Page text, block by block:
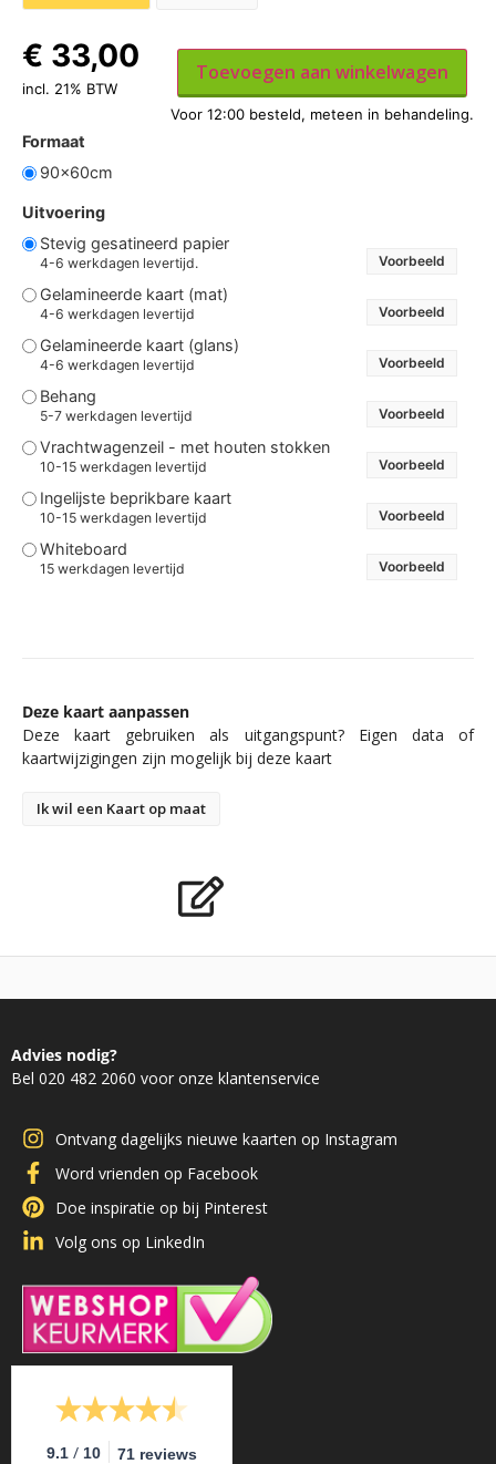
Formaat
90x60cm
Uitvoering
Stevig gesatineerd papier
4-6 werkdagen levertijd. Voorbeeld
Gelamineerde kaart (mat)
4-6 werkdagen levertijd Voorbeeld
Gelamineerde kaart (glans)
4-6 werkdagen levertijd Voorbeeld
Behang
5-7 werkdagen levertijd Voorbeeld
Vrachtwagenzeil - met houten stokken
10-15 werkdagen levertijd Voorbeeld
Ingelijste beprikbare kaart
10-15 werkdagen levertijd Voorbeeld
Whiteboard
15 werkdagen levertijd Voorbeeld
€ 33,00
incl. 21% BTW
Toevoegen aan winkelwagen
Deze kaart aanpassen
Deze kaart gebruiken als uitgangspunt? Eigen data of
kaartwijzigingen zijn mogelijk bij deze kaart
Ik wil een Kaart op maat
Advies nodig?
Bel 020 482 2060 voor onze klantenservice
Ontvang dagelijks nieuwe kaarten op Instagram
Word vrienden op Facebook
Doe inspiratie op bij Pinterest
Volg ons op LinkedIn
9.1 / 10 71 reviews